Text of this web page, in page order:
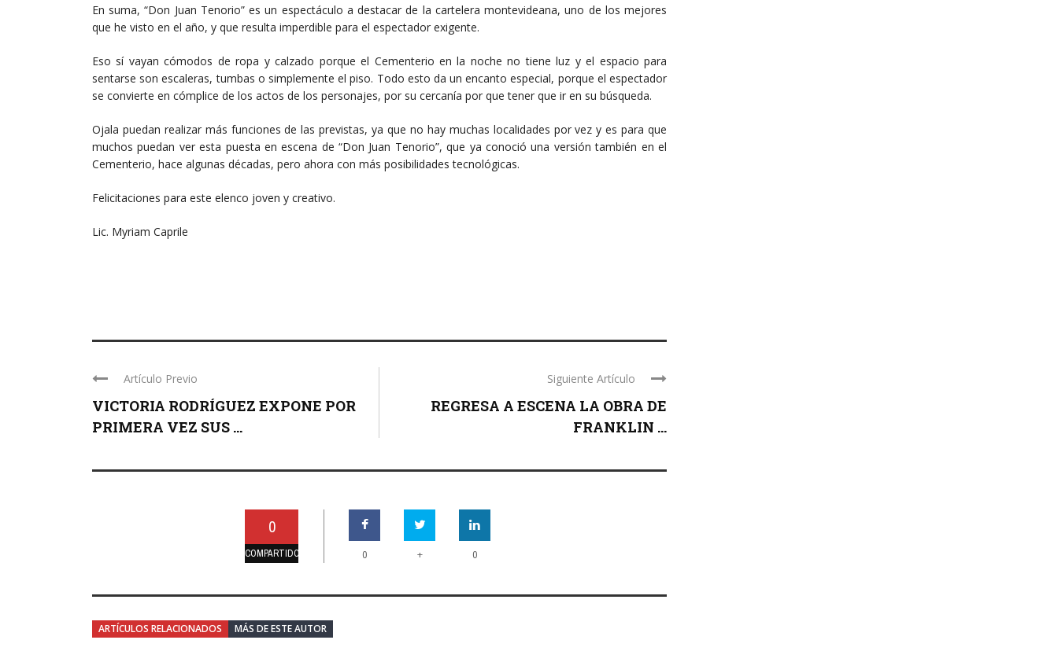
En suma, “Don Juan Tenorio” es un espectáculo a destacar de la cartelera montevideana, uno de los mejores
que he visto en el año, y que resulta imperdible para el espectador exigente.
Eso sí vayan cómodos de ropa y calzado porque el Cementerio en la noche no tiene luz y el espacio para
sentarse son escaleras, tumbas o simplemente el piso. Todo esto da un encanto especial, porque el espectador
se convierte en cómplice de los actos de los personajes, por su cercanía por que tener que ir en su búsqueda.
Ojala puedan realizar más funciones de las previstas, ya que no hay muchas localidades por vez y es para que
muchos puedan ver esta puesta en escena de “Don Juan Tenorio”, que ya conoció una versión también en el
Cementerio, hace algunas décadas, pero ahora con más posibilidades tecnológicas.
Felicitaciones para este elenco joven y creativo.
Lic. Myriam Caprile
Artículo Previo
VICTORIA RODRÍGUEZ EXPONE POR
PRIMERA VEZ SUS ...
Siguiente Artículo
REGRESA A ESCENA LA OBRA DE
FRANKLIN ...
0
COMPARTIDO 0 + 0
ARTÍCULOS RELACIONADOS MÁS DE ESTE AUTOR